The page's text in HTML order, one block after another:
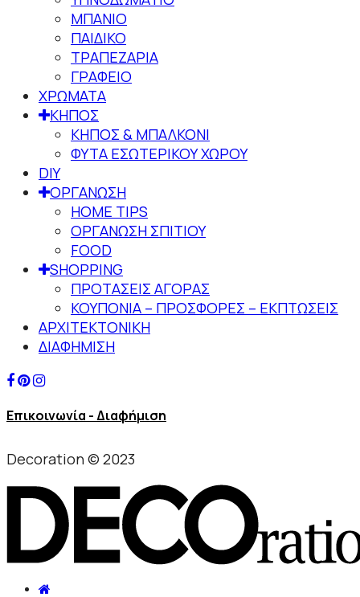
ΜΠΑΝΙΟ
ΠΑΙΔΙΚΟ
ΤΡΑΠΕΖΑΡΙΑ
ΓΡΑΦΕΙΟ
ΧΡΩΜΑΤΑ
ΚΗΠΟΣ
ΚΗΠΟΣ & ΜΠΑΛΚΟΝΙ
ΦΥΤΑ ΕΣΩΤΕΡΙΚΟΥ ΧΩΡΟΥ
DIY
ΟΡΓΑΝΩΣΗ
HOME TIPS
ΟΡΓΑΝΩΣΗ ΣΠΙΤΙΟΥ
FOOD
SHOPPING
ΠΡΟΤΑΣΕΙΣ ΑΓΟΡΑΣ
ΚΟΥΠΟΝΙΑ – ΠΡΟΣΦΟΡΕΣ – ΕΚΠΤΩΣΕΙΣ
ΑΡΧΙΤΕΚΤΟΝΙΚΗ
ΔΙΑΦΗΜΙΣΗ
Επικοινωνία - Διαφήμιση
Decoration © 2023